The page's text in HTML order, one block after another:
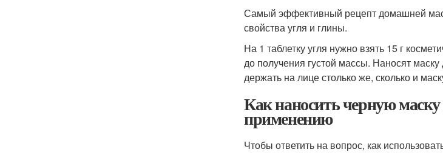
Самый эффективный рецепт домашней
свойства угля и глины.
На 1 таблетку угля нужно взять 15 г
до получения густой массы. Наносят
держать на лице столько же, сколько и
Как наносить черную
применению
Чтобы ответить на вопрос, как